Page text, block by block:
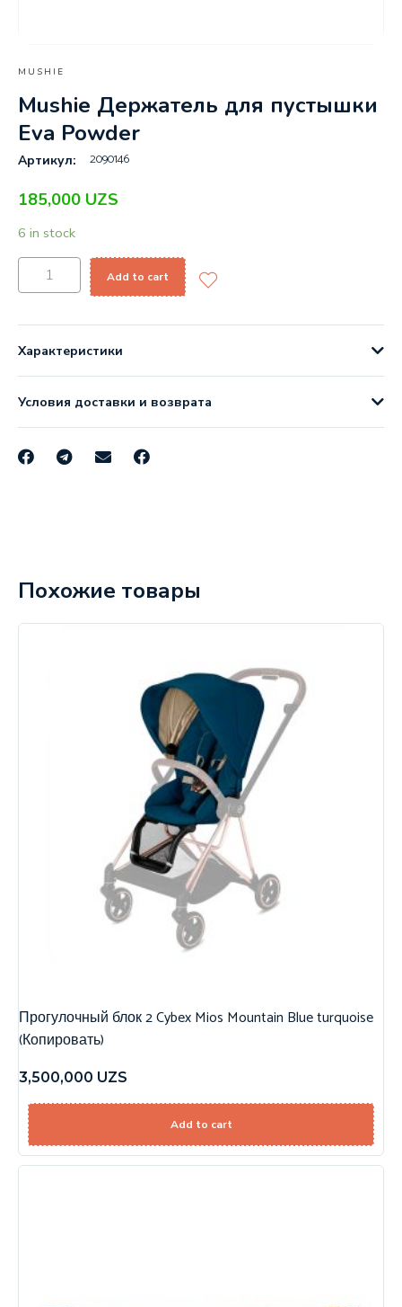
MUSHIE
Mushie Держатель для пустышки
Eva Powder
Артикул: 2090146
185,000 UZS
6 in stock
Add to cart
Характеристики
Условия доставки и возврата
Похожие товары
Прогулочный блок 2 Cybex Mios Mountain Blue turquoise
(Копировать)
3,500,000 UZS
Add to cart